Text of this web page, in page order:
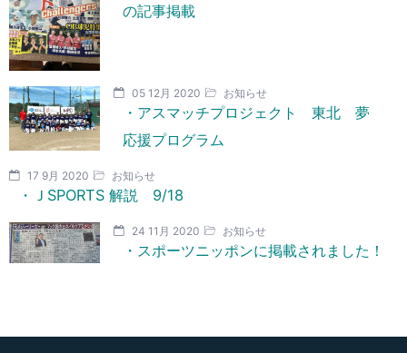
の記事掲載
05 12月 2020 お知らせ
・アスマッチプロジェクト 東北 夢
応援プログラム
17 9月 2020 お知らせ
・ＪSPORTS 解説 9/18
24 11月 2020 お知らせ
・スポーツニッポンに掲載されました！